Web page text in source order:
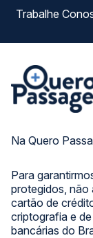
Na Quero
Para
protegidos, não
cartão de
criptografia e
bancárias do
Trabalhe